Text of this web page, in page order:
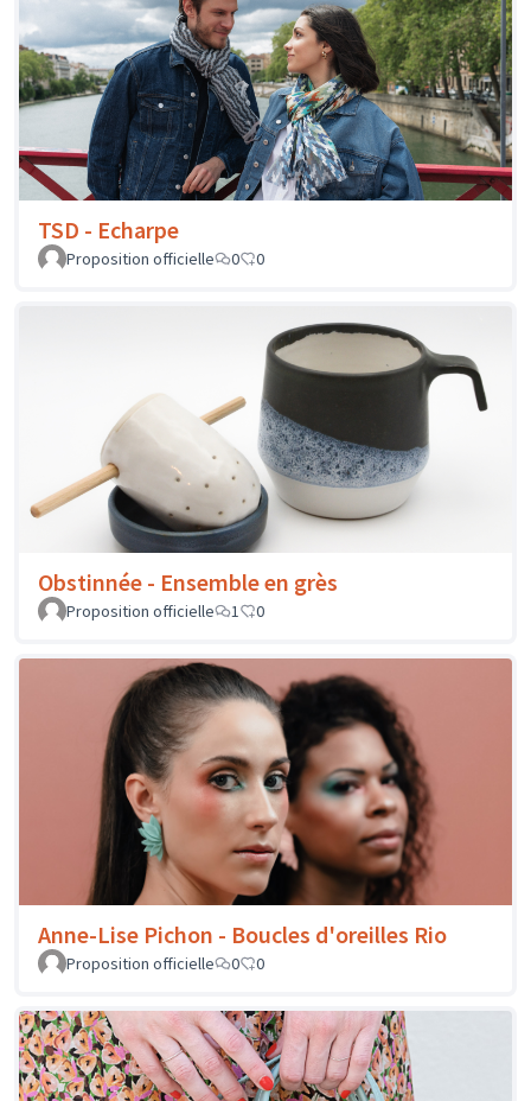
TSD - Echarpe
Proposition officielle 0 0
Obstinnée - Ensemble en grès
Proposition officielle 1 0
Anne-Lise Pichon - Boucles d'oreilles Rio
Proposition officielle 0 0